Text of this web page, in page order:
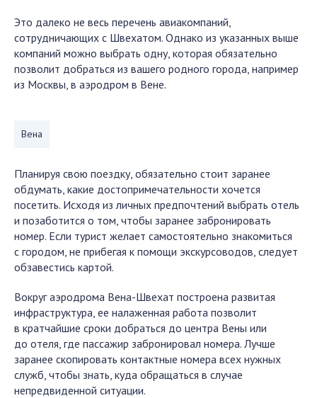
Это далеко не весь перечень авиакомпаний,
сотрудничающих с Швехатом. Однако из указанных выше
компаний можно выбрать одну, которая обязательно
позволит добраться из вашего родного города, например
из Москвы, в аэродром в Вене.
Вена
Планируя свою поездку, обязательно стоит заранее
обдумать, какие достопримечательности хочется
посетить. Исходя из личных предпочтений выбрать отель
и позаботится о том, чтобы заранее забронировать
номер. Если турист желает самостоятельно знакомиться
с городом, не прибегая к помощи экскурсоводов, следует
обзавестись картой.
Вокруг аэродрома Вена-Швехат построена развитая
инфраструктура, ее налаженная работа позволит
в кратчайшие сроки добраться до центра Вены или
до отеля, где пассажир забронировал номера. Лучше
заранее скопировать контактные номера всех нужных
служб, чтобы знать, куда обращаться в случае
непредвиденной ситуации.